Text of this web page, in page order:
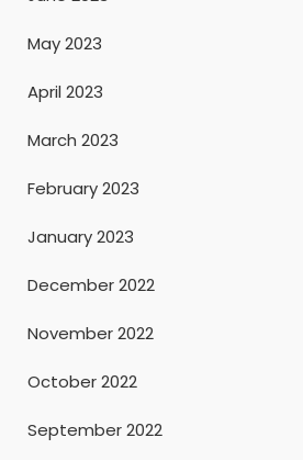
May 2023
April 2023
March 2023
February 2023
January 2023
December 2022
November 2022
October 2022
September 2022